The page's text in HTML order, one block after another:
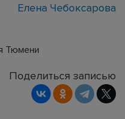
Елена Чебоксарова
Тюмени
Поделиться записью